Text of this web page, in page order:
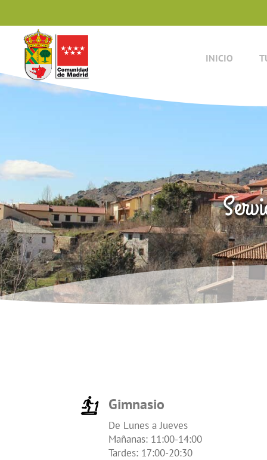
INICIO
Gimnasio
De Lunes a Jueves
Mañanas: 11:00-14:00
Tardes: 17:00-20:30